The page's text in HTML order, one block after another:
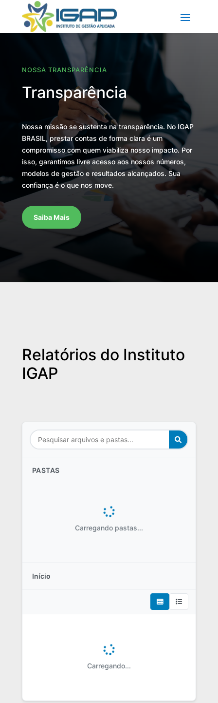
NOSSA TRANSPARÊNCIA
Transparência
Nossa missão se sustenta na transparência. No IGAP
BRASIL, prestar contas de forma clara é um
compromisso com quem viabiliza nosso impacto. Por
isso, garantimos livre acesso aos nossos números,
modelos de gestão e resultados alcançados. Sua
confiança é o que nos move.
Saiba Mais
Relatórios do Instituto
IGAP
PASTAS
Carregando pastas...
Início
Carregando...